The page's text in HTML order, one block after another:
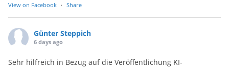
View on Facebook · Share
Günter Steppich
6 days ago
Sehr hilfreich in Bezug auf die Veröffentlichung KI-